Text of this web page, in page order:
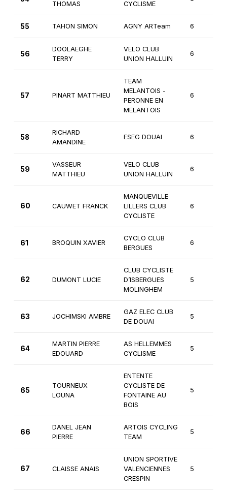
THOMAS CYCLISME
55 TAHON SIMON AGNY ARTeam 6
56
DOOLAEGHE
TERRY
VELO CLUB
UNION HALLUIN
6
57 PINART MATTHIEU
TEAM
MELANTOIS -
PERONNE EN
MELANTOIS
6
58
RICHARD
AMANDINE
ESEG DOUAI 6
59
VASSEUR
MATTHIEU
VELO CLUB
UNION HALLUIN
6
60 CAUWET FRANCK
MANQUEVILLE
LILLERS CLUB
CYCLISTE
6
61 BROQUIN XAVIER
CYCLO CLUB
BERGUES
6
62 DUMONT LUCIE
CLUB CYCLISTE
D’ISBERGUES
MOLINGHEM
5
63 JOCHIMSKI AMBRE
GAZ ELEC CLUB
DE DOUAI
5
64
MARTIN PIERRE
EDOUARD
AS HELLEMMES
CYCLISME
5
65
TOURNEUX
LOUNA
ENTENTE
CYCLISTE DE
FONTAINE AU
BOIS
5
66
DANEL JEAN
PIERRE
ARTOIS CYCLING
TEAM
5
67 CLAISSE ANAIS
UNION SPORTIVE
VALENCIENNES
CRESPIN
5